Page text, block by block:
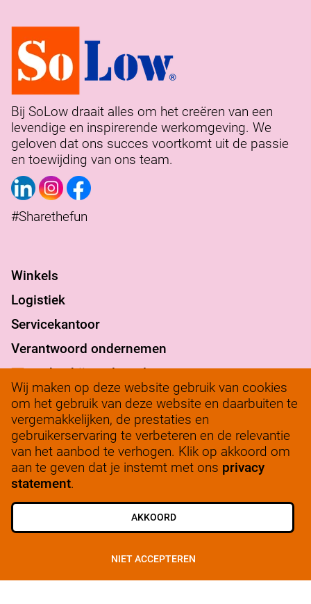
Bij SoLow draait alles om het creëren van een
levendige en inspirerende werkomgeving. We
geloven dat ons succes voortkomt uit de passie
en toewijding van ons team.
#Sharethefun
Winkels
Logistiek
Servicekantoor
Verantwoord ondernemen
werkenbij@solow.nl
+ 31 345 62 14 32
Bedrijfsleidersportaal
Wij maken op deze website gebruik van cookies
om het gebruik van deze website en daarbuiten te
vergemakkelijken, de prestaties en
gebruikerservaring te verbeteren en de relevantie
van het aanbod te verhogen. Klik op akkoord om
aan te geven dat je instemt met ons privacy
statement.
AKKOORD
NIET ACCEPTEREN